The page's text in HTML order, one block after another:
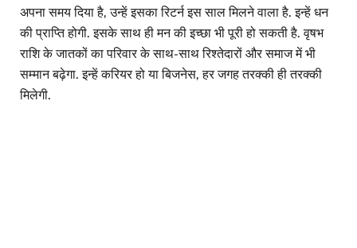
अपना समय दिया है, उन्हें इसका रिटर्न इस साल मिलने वाला है. इन्हें धन
की प्राप्ति होगी. इसके साथ ही मन की इच्छा भी पूरी हो सकती है. वृषभ
राशि के जातकों का परिवार के साथ-साथ रिश्तेदारों और समाज में भी
सम्मान बढ़ेगा. इन्हें करियर हो या बिजनेस, हर जगह तरक्की ही तरक्की
मिलेगी.